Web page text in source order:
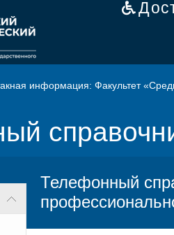
информация: Факультет
Телефонный